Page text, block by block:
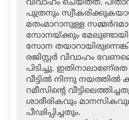
വിവാഹം ചെയ്തത്.
പുത്രനും
മതംമാറാനുള്ള
സോനയ്ക്കും
സോന
രജിസ്റ്റര്‍ വിവാഹം
പിടിച്ചു.
വീട്ടില്‍ നിന്നു നയത്തില്‍
റമീസിന്റെ
ശാരീരികവും
പീഢിപ്പിച്ചതും.